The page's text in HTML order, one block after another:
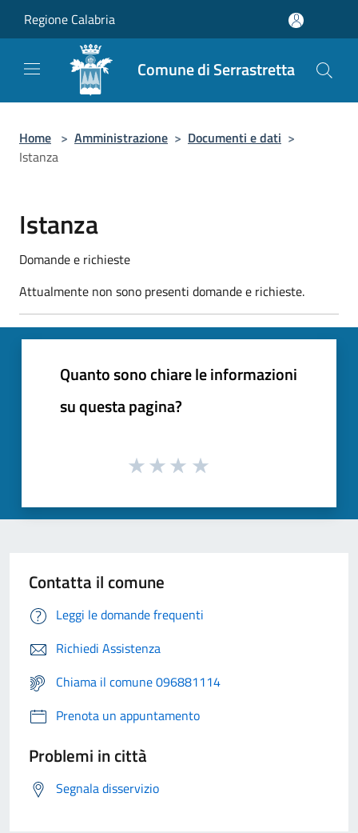
Regione Calabria
Comune di Serrastretta
Home > Amministrazione > Documenti e dati >
Istanza
Istanza
Domande e richieste
Attualmente non sono presenti domande e richieste.
Quanto sono chiare le informazioni
su questa pagina?
Contatta il comune
Leggi le domande frequenti
Richiedi Assistenza
Chiama il comune 096881114
Prenota un appuntamento
Problemi in città
Segnala disservizio